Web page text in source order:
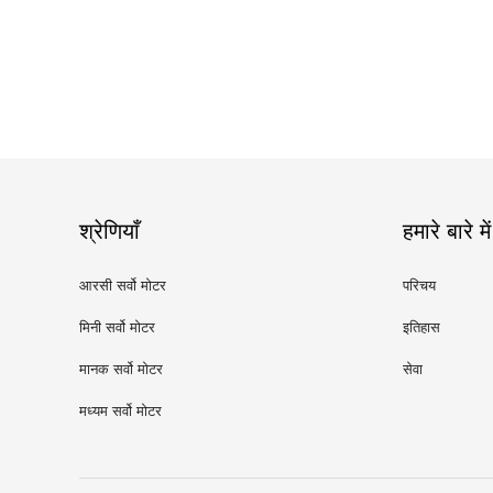
श्रेणियाँ
आरसी सर्वो मोटर
मिनी सर्वो मोटर
मानक सर्वो मोटर
मध्यम सर्वो मोटर
हमारे बारे में
परिचय
इतिहास
सेवा